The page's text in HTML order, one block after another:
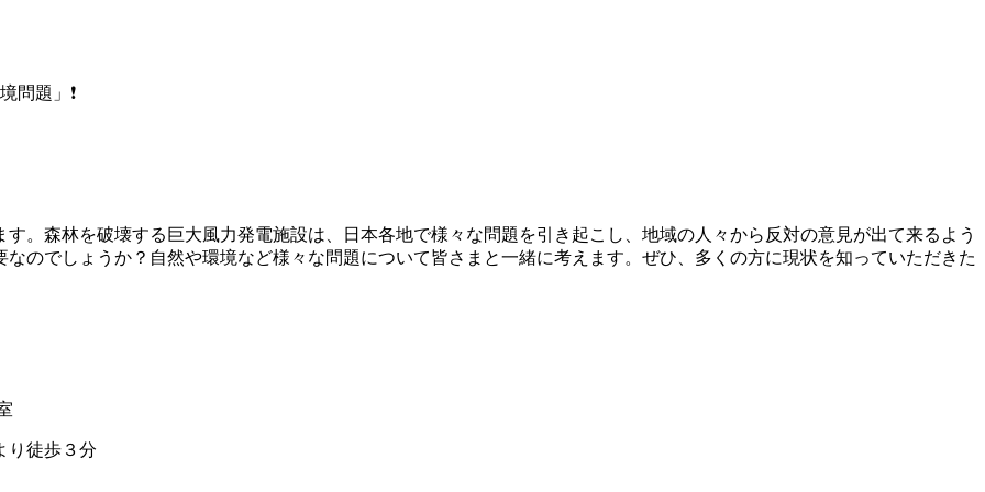
問題」❗
。森林を破壊する巨大風力発電施設は、日本各地で様々な問題を引き起こし、地域の人々から反対の意見が出て来るよう
のでしょうか？自然や環境など様々な問題について皆さまと一緒に考えます。ぜひ、多くの方に現状を知っていただきた
徒歩３分